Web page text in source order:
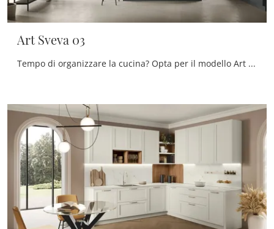
Art Sveva 03
Tempo di organizzare la cucina? Opta per il modello Art Sveva 03 Stosa tra le nostre Cucine Classiche con isola.